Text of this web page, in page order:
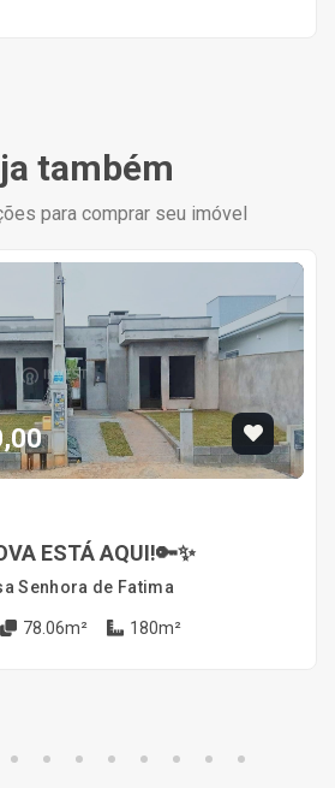
também
para comprar seu imóvel
ESTÁ AQUI!🔑✨
Senhora de Fatima
78.06m² 180m²